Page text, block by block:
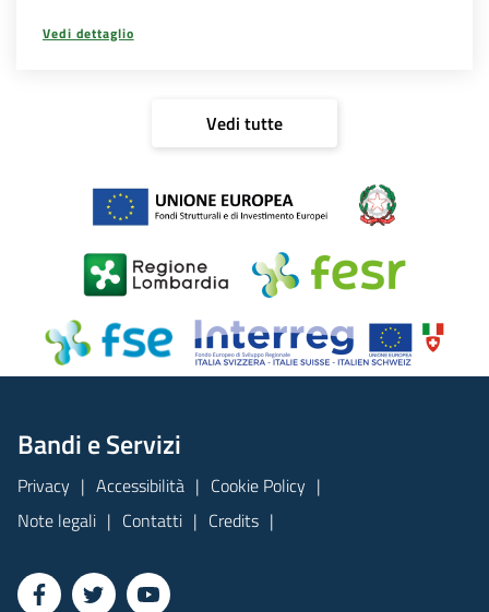
Vedi dettaglio
Vedi tutte
Bandi e Servizi
Privacy Accessibilità
Cookie Policy
Note legali
Contatti Credits